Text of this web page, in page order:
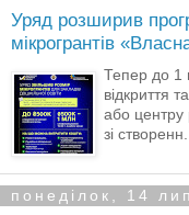
Уряд розширив
мікрогрантів
Тепер до 1
відкриття
або центру
зі створенн...
понеділок, 14